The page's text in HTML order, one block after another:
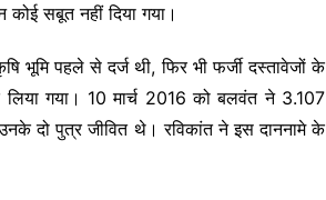
कोई सबूत नहीं दिया गया।
भूमि पहले से दर्ज थी, फिर भी फर्जी दस्तावेजों के
गया। 10 मार्च 2016 को बलवंत ने 3.107
दो पुत्र जीवित थे। रविकांत ने इस दाननामे के